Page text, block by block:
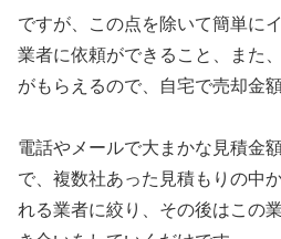
ですが、この点を除いて簡単に
業者に依頼ができること、また
がもらえるので、自宅で売却金
電話やメールで大まかな見積金
で、複数社あった見積もりの中
れる業者に絞り、その後はこの